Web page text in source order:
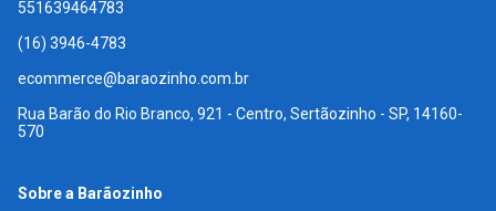
551639464783
(16) 3946-4783
ecommerce@baraozinho.com.br
Rua Barão do Rio Branco, 921 - Centro, Sertãozinho - SP, 14160-
570
Sobre a Barãozinho